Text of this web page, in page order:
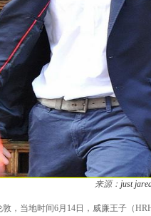
来源： just
，当地时间6月14日，威廉王子（